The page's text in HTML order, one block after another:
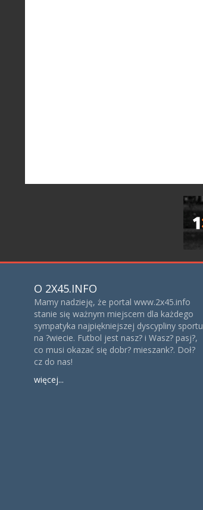
O 2X45.INFO
Mamy nadzieję, że portal www.2x45.info
stanie się ważnym miejscem dla każdego
sympatyka najpiękniejszej dyscypliny sportu
na ?wiecie. Futbol jest nasz? i Wasz? pasj?,
co musi okazać się dobr? mieszank?. Doł?
cz do nas!
więcej...